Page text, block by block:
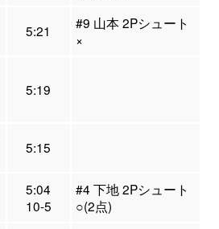
5:21
#9 山本 2Pシュート
×
5:19
5:15
5:04
10-5
#4 下地 2Pシュート
○(2点)